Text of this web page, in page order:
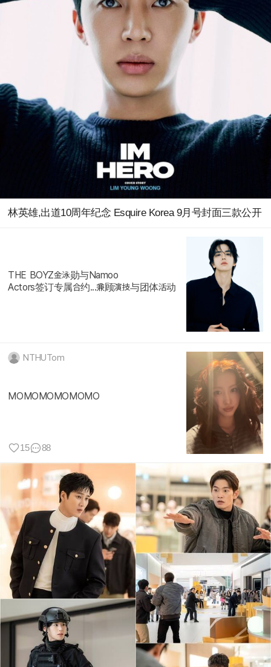
林英雄,出道10周年纪念 Esquire Korea 9月号封面三款公开
THE BOYZ‌金泳勋与Namoo
Actors签订专属合约...兼顾演技与团体活动
NTHUTom
MOMOMOMOMOMO
15 88